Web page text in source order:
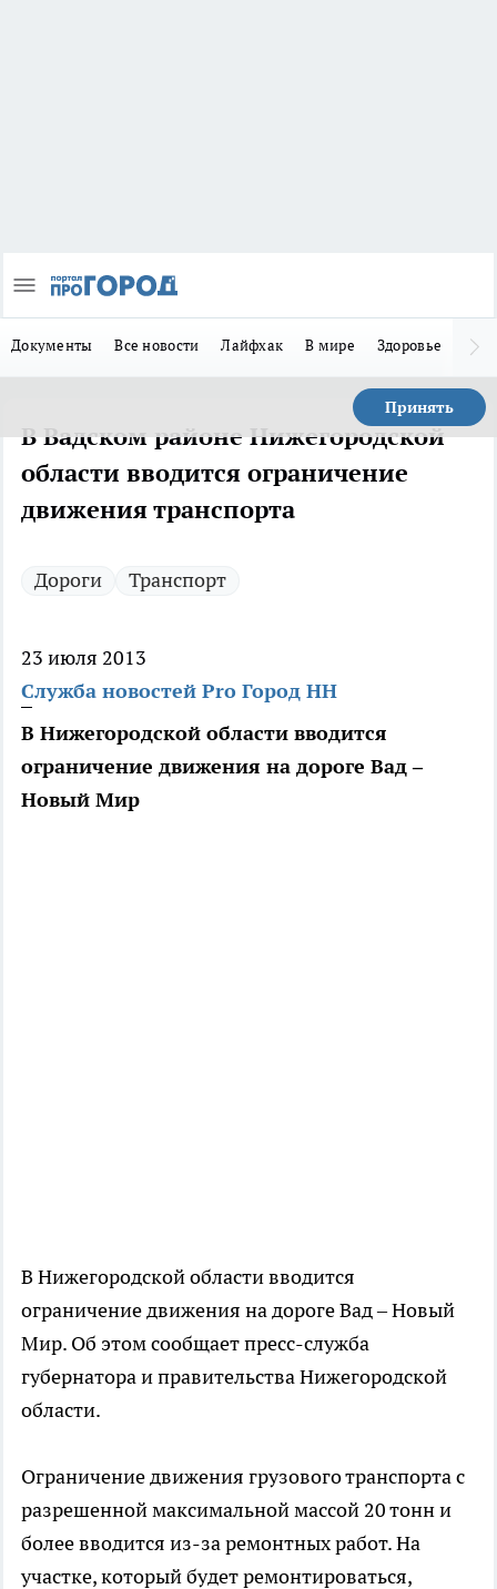
Документы Все новости Лайфхак В мире Здоровье
Принять
В Вадском районе Нижегородской
области вводится ограничение
движения транспорта
Дороги Транспорт
23 июля 2013
Служба новостей Pro Город НН
В Нижегородской области вводится
ограничение движения на дороге Вад –
Новый Мир
В Нижегородской области вводится
ограничение движения на дороге Вад – Новый
Мир. Об этом сообщает пресс-служба
губернатора и правительства Нижегородской
области.
Ограничение движения грузового транспорта с
разрешенной максимальной массой 20 тонн и
более вводится из-за ремонтных работ. На
участке, который будет ремонтироваться,